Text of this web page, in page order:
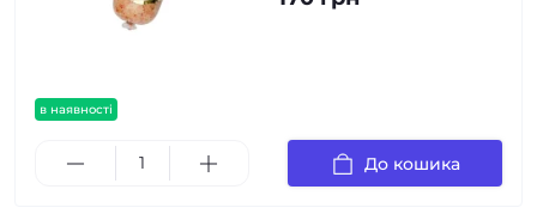
в наявності
До кошика